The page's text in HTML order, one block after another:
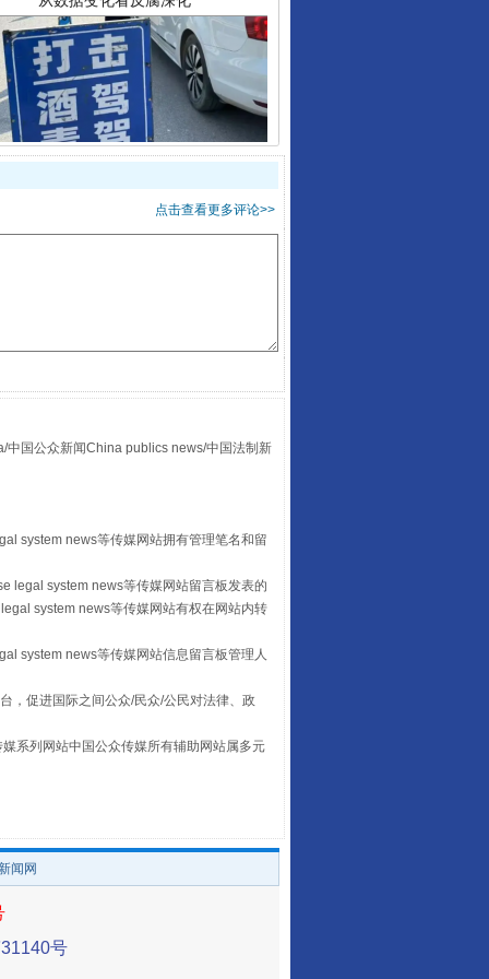
点击查看更多评论>>
中国公众新闻China publics news/中国法制新
system news等传媒网站拥有管理笔名和留
legal system news等传媒网站留言板发表的
system news等传媒网站有权在网站内转
system news等传媒网站信息留言板管理人
，促进国际之间公众/民众/公民对法律、政
系列网站中国公众传媒所有辅助网站属多元
闻网
号